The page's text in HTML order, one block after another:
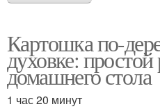
Картошка по-
духовке: простой
домашнего стола
1 час 20 минут